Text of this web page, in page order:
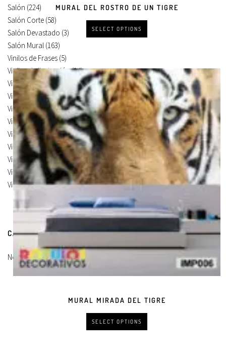
MURAL DEL ROSTRO DE UN TIGRE
SELECT OPTIONS
MURAL MIRADA DEL TIGRE
SELECT OPTIONS
Salón (224)
Salón Corte (58)
Salón Devastado (3)
Salón Mural (163)
Vinilos de Frases (5)
Vinilos de Ilustración(14)
Vinilos de Marcas
Vinilos de Pegatinas(9)
Vinilos Para Armarios(20)
Vinilos Para Coches(21)
Vinilos Para Frigorificos(11)
Vinilos Para Paredes(8)
Vinilos Para Puertas(9)
Vinilos Para Suelos(9)
Vinilos Para Vidrios(17)
CARRITO DE COMPRAS
No hay productos en el carrito.